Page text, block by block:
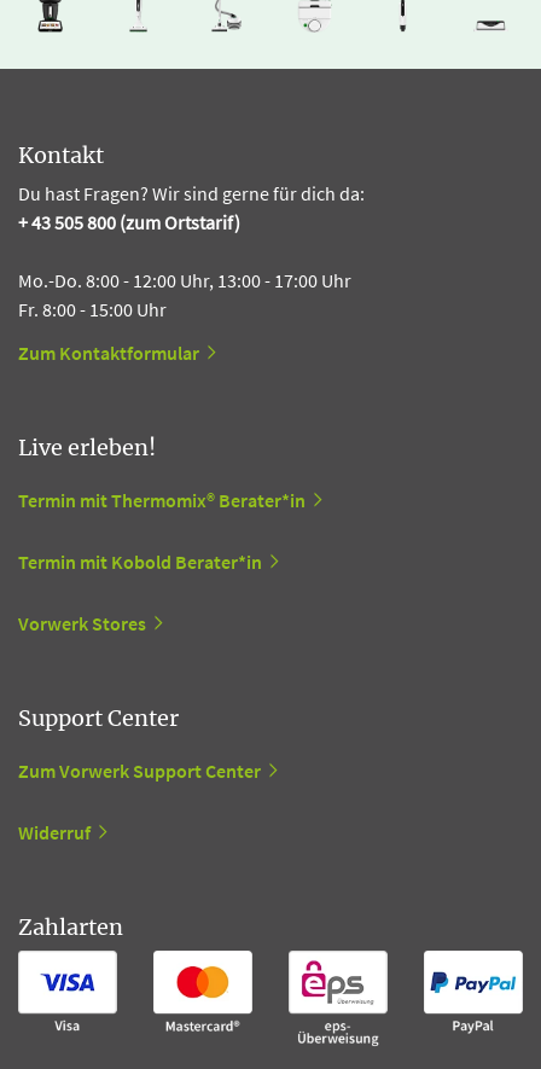
Kontakt
Du hast Fragen? Wir sind gerne für dich da:
+ 43 505 800 (zum Ortstarif)
Mo.-Do. 8:00 - 12:00 Uhr, 13:00 - 17:00 Uhr
Fr. 8:00 - 15:00 Uhr
Zum Kontaktformular
Live erleben!
Termin mit Thermomix® Berater*in
Termin mit Kobold Berater*in
Vorwerk Stores
Support Center
Zum Vorwerk Support Center
Widerruf
Zahlarten